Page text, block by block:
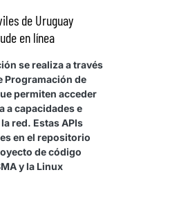
de Uruguay
en línea
se realiza a través
Programación de
permiten acceder
a capacidades e
red. Estas APIs
en el repositorio
de código
y la Linux